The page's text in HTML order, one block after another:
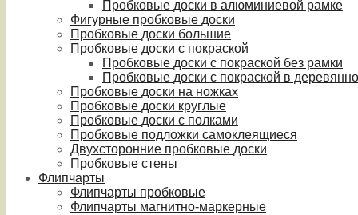
Пробковые доски в алюминиевой рамке
Фигурные пробковые доски
Пробковые доски большие
Пробковые доски с покраской
Пробковые доски с покраской без рамки
Пробковые доски с покраской в
Пробковые доски на ножках
Пробковые доски круглые
Пробковые доски с полками
Пробковые подложки самоклеящиеся
Двухсторонние пробковые доски
Пробковые стены
Флипчарты
Флипчарты пробковые
Флипчарты магнитно-маркерные